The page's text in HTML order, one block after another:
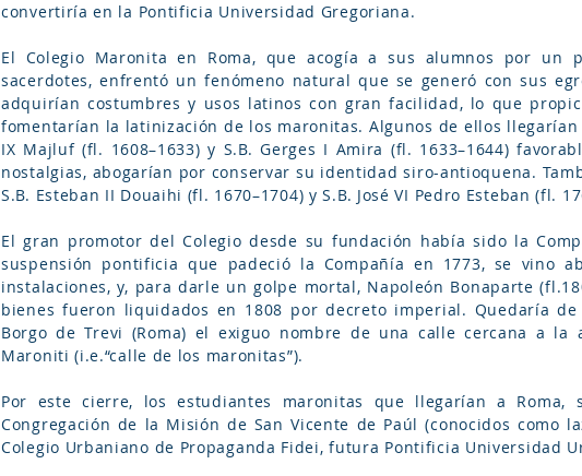
convertiría en la Pontificia Universidad Gregoriana.
El Colegio Maronita en Roma, que acogía a sus alumnos por un
sacerdotes, enfrentó un fenómeno natural que se generó con sus
adquirían costumbres y usos latinos con gran facilidad, lo que
fomentarían la latinización de los maronitas. Algunos de ellos llegarían
IX Majluf (fl. 1608–1633) y S.B. Gerges I Amira (fl. 1633–1644)
nostalgias, abogarían por conservar su identidad siro-antioquena.
S.B. Esteban II Douaihi (fl. 1670–1704) y S.B. José VI Pedro Esteban (fl.
El gran promotor del Colegio desde su fundación había sido la
suspensión pontificia que padeció la Compañía en 1773, se vino
instalaciones, y, para darle un golpe mortal, Napoleón Bonaparte
bienes fueron liquidados en 1808 por decreto imperial. Quedaría
Borgo de Trevi (Roma) el exiguo nombre de una calle cercana a
Maroniti (i.e.“calle de los maronitas”).
Por este cierre, los estudiantes maronitas que llegarían a
Congregación de la Misión de San Vicente de Paúl (conocidos como
Colegio Urbaniano de Propaganda Fidei, futura Pontificia Universidad